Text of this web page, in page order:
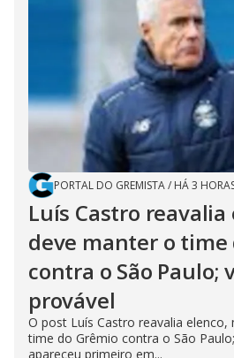
PORTAL DO GREMISTA/ HÁ 3
Luís Castro reavalia
deve manter o time
contra o São Paulo;
provável
O post Luís Castro reavalia
time do Grêmio contra o São
apareceu primeiro em...